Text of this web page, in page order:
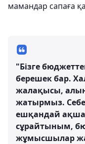
мамандар сапаға
"Бізге
берешек бар.
жалақысы,
жатырмыз.
ешқандай
сұрайтыным,
жұмысшылар